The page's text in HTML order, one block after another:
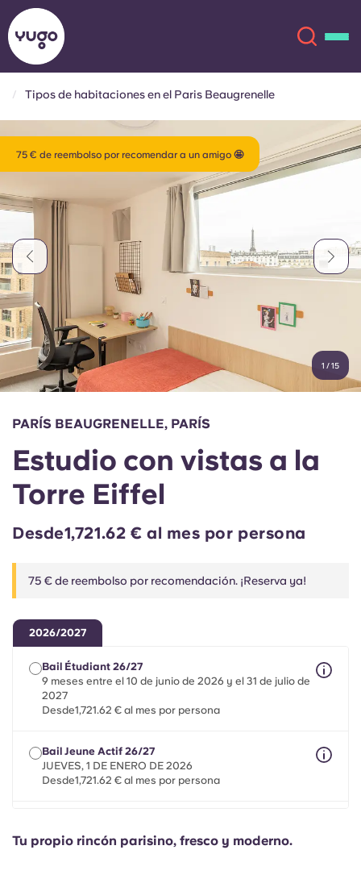
Ubicaciones
Más
Cuenta Idioma
English (GB)
English (US)
Chinese
Español
French
Elige un país
Iniciar sesión
Reserva ahora
English (GB)
English (US)
Chinese
Català Deutsch
Portuguese
Tipos de habitaciones en el Paris Beaugrenelle
75 € de reembolso por recomendar a un amigo 🤩
1 /15
PARÍS BEAUGRENELLE, PARÍS
Estudio con vistas a la
Torre Eiffel
Desde1,721.62 € al mes por persona
75 € de reembolso por recomendación. ¡Reserva ya!
2026/2027
Bail Étudiant 26/27
9 meses entre el 10 de junio de 2026 y el 31 de julio de
2027
Desde1,721.62 € al mes por persona
Bail Jeune Actif 26/27
JUEVES, 1 DE ENERO DE 2026
Desde1,721.62 € al mes por persona
un máximo de 8 meses entre el 1 de mayo de 2026 y el
31 de julio de 2027
Tu propio rincón parisino, fresco y moderno.